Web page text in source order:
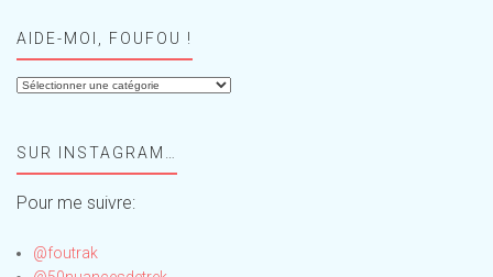
AIDE-MOI, FOUFOU !
Aide-
!SUR INSTAGRAM…
Pour me suivre:
@foutrak